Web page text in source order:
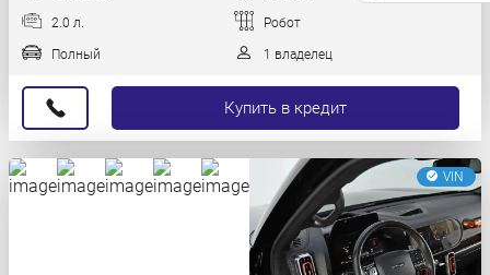
2.0 л. Робот
Полный 1 владелец
Купить в кредит
VIN